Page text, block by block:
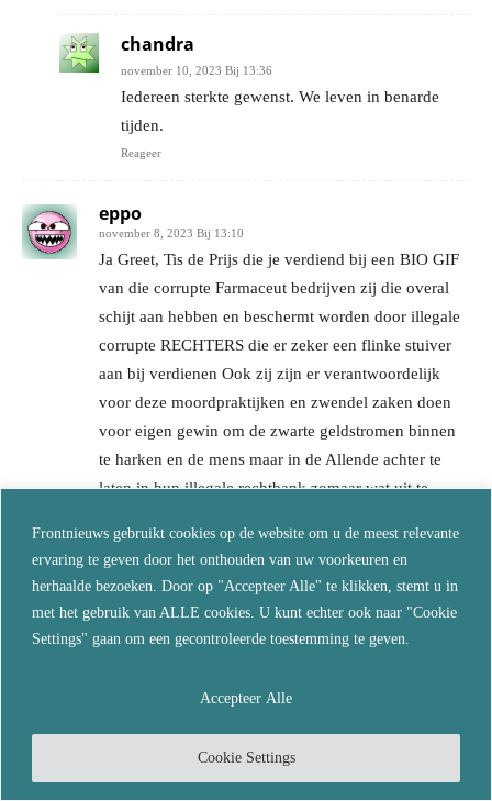
Frontnieuws gebruikt cookies op de website om u de meest relevante
ervaring te geven door het onthouden van uw voorkeuren en
herhaalde bezoeken. Door op "Accepteer Alle" te klikken, stemt u in
met het gebruik van ALLE cookies. U kunt echter ook naar "Cookie
Settings" gaan om een gecontroleerde toestemming te geven.
Cookie Settings
Accepteer Alle
chandra
november 10, 2023 Bij 13:36
Iedereen sterkte gewenst. We leven in benarde
tijden.
Reageer
eppo
november 8, 2023 Bij 13:10
Ja Greet, Tis de Prijs die je verdiend bij een BIO GIF
van die corrupte Farmaceut bedrijven zij die overal
schijt aan hebben en beschermt worden door illegale
corrupte RECHTERS die er zeker een flinke stuiver
aan bij verdienen Ook zij zijn er verantwoordelijk
voor deze moordpraktijken en zwendel zaken doen
voor eigen gewin om de zwarte geldstromen binnen
te harken en de mens maar in de Allende achter te
laten in hun illegale rechtbank zomaar wat uit te
en omgekochte rechters die ze uit de rechtbank
moeten schoppen zijn zijn het niet waard het zijn
Zolang wij politiek den haag, chemtrails en 5g
accepteren zijn wij geen ene haar beter dan de
geprikten. En daar zitten OOK goede mensen